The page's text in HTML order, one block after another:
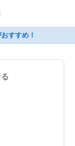
すすめ！